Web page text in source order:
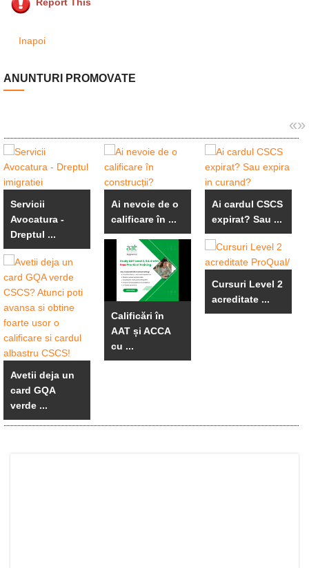
Report This
Inapoi
ANUNTURI PROMOVATE
«»
Servicii
Avocatura -
Dreptul ...
Avetii deja un
card GQA
verde ...
Ai nevoie de o
calificare în ...
Calificări în
AAT și ACCA
cu ...
Ai cardul CSCS
expirat? Sau ...
Cursuri Level 2
acreditate ...